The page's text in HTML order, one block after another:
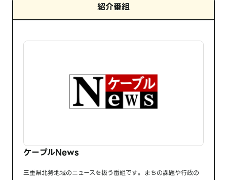
紹介番組
ケーブルNews
三重県北勢地域のニュースを扱う番組です。 まちの課題や行政の